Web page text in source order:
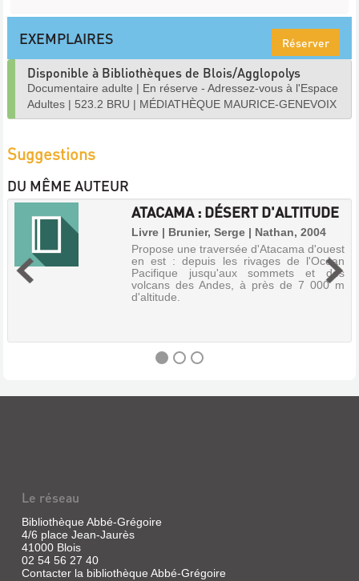
EXEMPLAIRES Réserver
Disponible à Bibliothèques de Blois/Agglopolys
Documentaire adulte | En réserve - Adressez-vous à l'Espace
Adultes | 523.2 BRU | MÉDIATHÈQUE MAURICE-GENEVOIX
Suggestions
DU MÊME AUTEUR
ATACAMA : DÉSERT D'ALTITUDE
Livre | Brunier, Serge | Nathan, 2004
Propose une traversée d'Atacama d'ouest
en est : depuis les rivages de l'Océan
Pacifique jusqu'aux sommets et des
volcans des Andes, à près de 7 000 m
d'altitude.
Brunier,
Serge
Nathan,
2004
Le réseau
Bibliothèque Abbé-Grégoire
4/6 place Jean-Jaurès
41000 Blois
02 54 56 27 40
Contacter la bibliothèque Abbé-Grégoire